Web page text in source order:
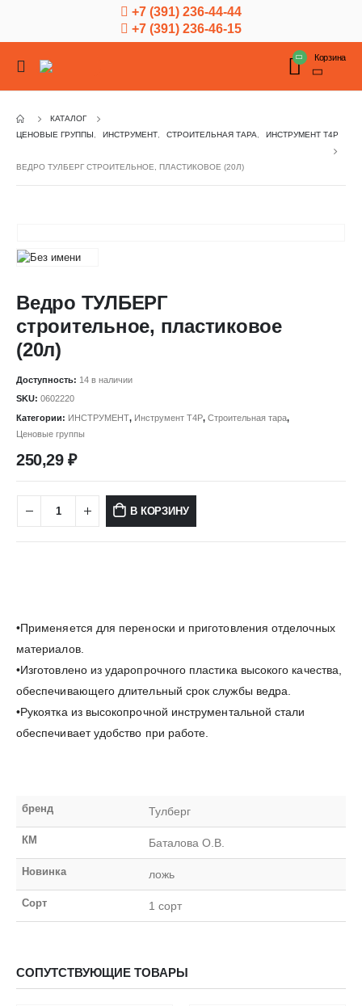
+7 (391) 236-44-44
+7 (391) 236-46-15
Корзина
КАТАЛОГ
ЦЕНОВЫЕ ГРУППЫ
ИНСТРУМЕНТ СТРОИТЕЛЬНАЯ ТАРА ИНСТРУМЕНТ Т4Р
ВЕДРО ТУЛБЕРГ СТРОИТЕЛЬНОЕ, ПЛАСТИКОВОЕ (20Л)
Ведро ТУЛБЕРГ
строительное, пластиковое
(20л)
Доступность: 14 в наличии
SKU: 0602220
Категории: ИНСТРУМЕНТ, Инструмент Т4Р, Строительная тара,
Ценовые группы
250,29₽
В КОРЗИНУ
•Применяется для переноски и приготовления отделочных
материалов.
•Изготовлено из ударопрочного пластика высокого качества,
обеспечивающего длительный срок службы ведра.
•Рукоятка из высокопрочной инструментальной стали
обеспечивает удобство при работе.
бренд Тулберг
КМ Баталова О.В.
Новинка ложь
Сорт 1 сорт
СОПУТСТВУЮЩИЕ ТОВАРЫ